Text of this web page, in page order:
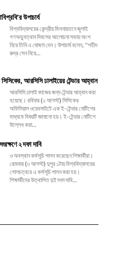
উপাচার্য
রুদ্র সেন নিয়ে...
আরসিসি ঢালাইয়ের টেন্ডার আহ্বান
উল্লেখ করা...
২ দফা দাবি
শিক্ষার্থীদের উত্থাপিত দুই দফা দাবি...